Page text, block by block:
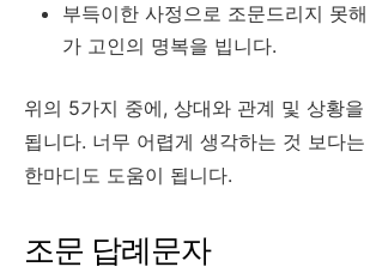
부득이한 사정으로 조문드리지 못
가 고인의 명복을 빕니다.
위의 5가지 중에, 상대와 관계 및 상황을
됩니다. 너무 어렵게 생각하는 것 보다
한마디도 도움이 됩니다.
조문 답례문자